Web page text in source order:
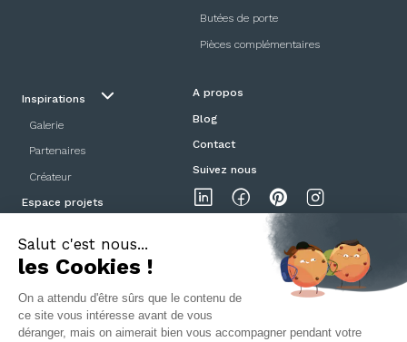
Butées de porte
Pièces complémentaires
Inspirations
Galerie
Partenaires
Créateur
Espace projets
A propos
Blog
Contact
Suivez nous
Mentions légalesPolitique de confidentialitéCGV